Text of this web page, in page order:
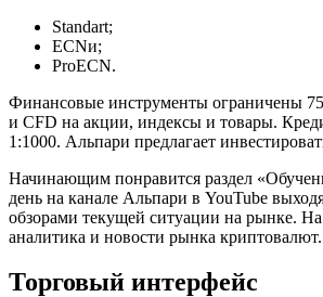
Standart;
ECNи;
ProECN.
Финансовые инструменты ограничены
и CFD на акции, индексы и товары.
1:1000. Альпари предлагает
Начинающим понравится раздел
день на канале Альпари в YouTube
обзорами текущей ситуации на рынке. На
аналитика и новости рынка криптовалют.
Торговый интерфейс